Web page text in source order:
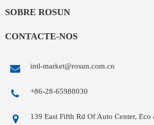
SOBRE ROSUN
CONTACTE-NOS
intl-market@rosun.com.cn
+86-28-65988030
139 East Fifth Rd Of Auto Center,